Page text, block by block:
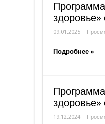
здоровье»
09.01.2025
Подробнее »
здоровье»
19.12.2024